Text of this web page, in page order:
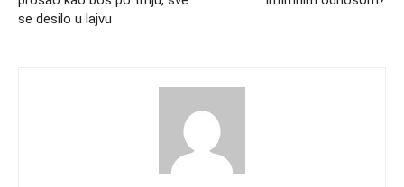
se desilo u lajvu